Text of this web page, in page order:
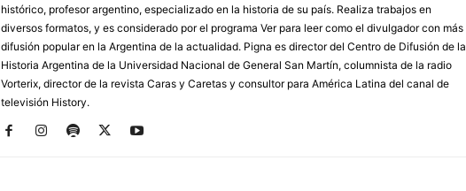
histórico, profesor argentino, especializado en la historia de su país. Realiza trabajos en
diversos formatos, y es considerado por el programa Ver para leer como el divulgador con más
difusión popular en la Argentina de la actualidad. Pigna es director del Centro de Difusión de la
Historia Argentina de la Universidad Nacional de General San Martín, columnista de la radio
Vorterix, director de la revista Caras y Caretas y consultor para América Latina del canal de
televisión History.